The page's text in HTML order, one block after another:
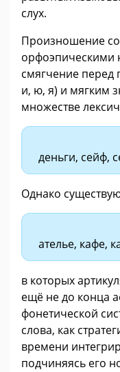
слух.
Произношение
орфоэпическими
смягчение перед
и, ю, я) и мягким
множестве
деньги, сейф,
Однако
ателье, кафе,
в которых
ещё не до конца
фонетической
слова, как
времени
подчиняясь его